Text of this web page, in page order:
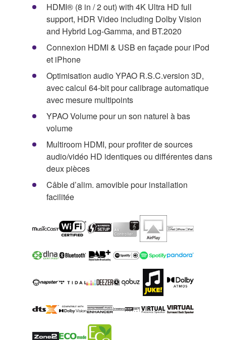
HDMI® (8 in / 2 out) with 4K Ultra HD full
support, HDR Video including Dolby Vision
and Hybrid Log-Gamma, and BT.2020
Connexion HDMI & USB en façade pour iPod
et iPhone
Optimisation audio YPAO R.S.C.version 3D,
avec calcul 64-bit pour calibrage automatique
avec mesure multipoints
YPAO Volume pour un son naturel à bas
volume
Multiroom HDMI, pour profiter de sources
audio/vidéo HD identiques ou différentes dans
deux pièces
Câble d’alim. amovible pour installation
facilitée